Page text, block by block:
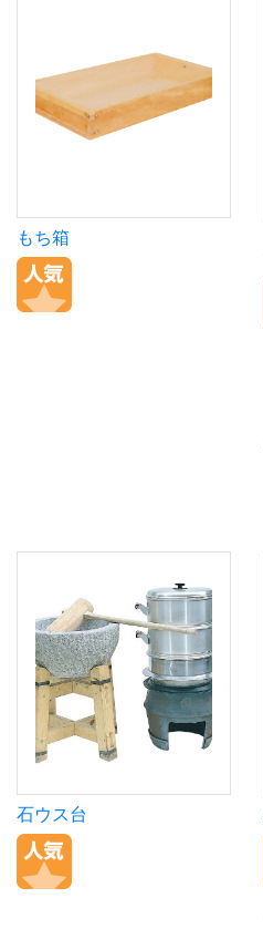
もち箱
石ウス台